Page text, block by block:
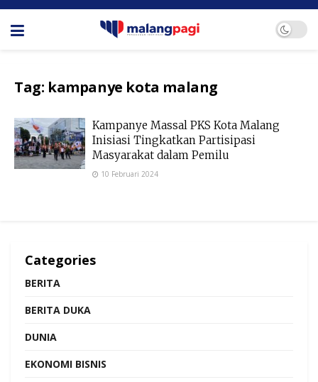
Tag: kampanye kota malang
Kampanye Massal PKS Kota Malang
Inisiasi Tingkatkan Partisipasi
Masyarakat dalam Pemilu
10 Februari 2024
Categories
BERITA
BERITA DUKA
DUNIA
EKONOMI BISNIS